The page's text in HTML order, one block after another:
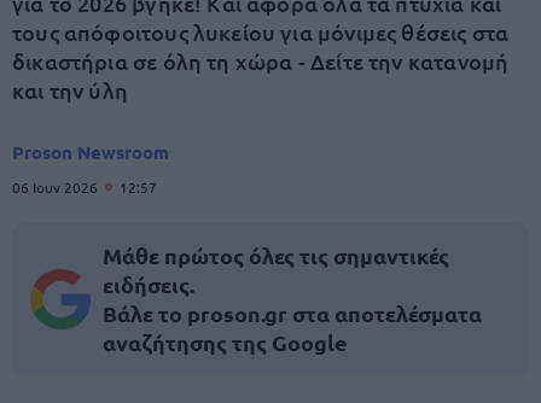
τους απόφοιτους λυκείου για μόνιμες θέσεις στα
δικαστήρια σε όλη τη χώρα - Δείτε την κατανομή
και την ύλη
Proson Newsroom
06 Ιουν 2026 12:57
Μάθε πρώτος όλες τις σημαντικές
ειδήσεις.
Βάλε το proson.gr στα αποτελέσματα
αναζήτησης της Google